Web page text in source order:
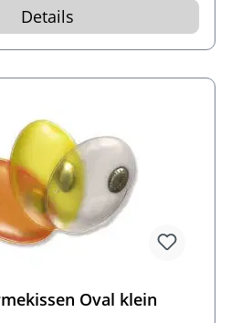
Details
Oval klein